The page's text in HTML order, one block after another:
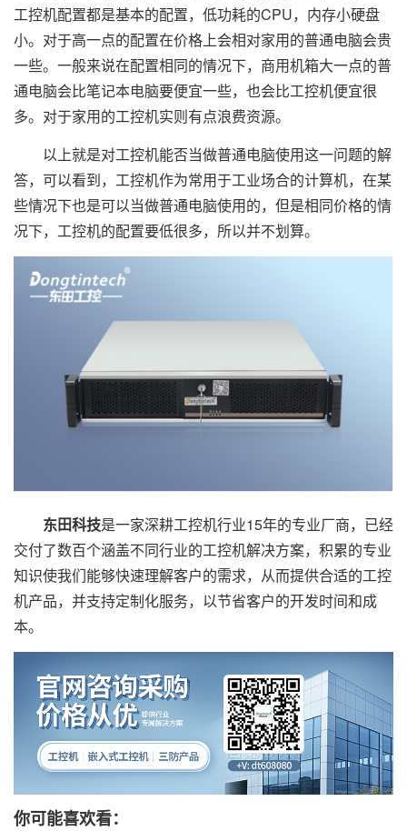
工控机配置都是基本的配置，低功耗的CPU，内存小硬盘
小。对于高一点的配置在价格上会相对家用的普通电脑会贵
一些。一般来说在配置相同的情况下，商用机箱大一点的普
通电脑会比笔记本电脑要便宜一些，也会比工控机便宜很
多。对于家用的工控机实则有点浪费资源。
以上就是对工控机能否当做普通电脑使用这一问题的解
答，可以看到，工控机作为常用于工业场合的计算机，在某
些情况下也是可以当做普通电脑使用的，但是相同价格的情
况下，工控机的配置要低很多，所以并不划算。
东田科技是一家深耕工控机行业15年的专业厂商，已经
交付了数百个涵盖不同行业的工控机解决方案，积累的专业
知识使我们能够快速理解客户的需求，从而提供合适的工控
机产品，并支持定制化服务，以节省客户的开发时间和成
本。
你可能喜欢看：